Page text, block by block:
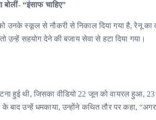
बोलीं- “इंसाफ चाहिए”
उनके स्कूल से नौकरी से निकाल दिया गया है, रेनू का
उन्हें सहयोग देने की बजाय सेवा से हटा दिया गया।
हुई थी, जिसका वीडियो 22 जून को वायरल हुआ,
उन्हें धमकाया, उन्होंने कथित तौर पर कहा,